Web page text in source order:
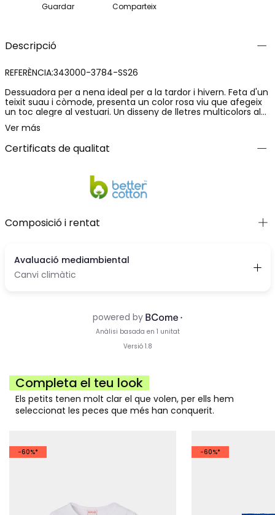
Guardar Comparteix
Descripció
REFERÈNCIA:343000-3784-SS26
Dessuadora per a nena ideal per a la tardor i hivern. Feta d'un
teixit suau i còmode, presenta un color rosa viu que afegeix
un toc alegre al vestuari. Un disseny de lletres multicolors al
davant diu "DOING MY BEST", aportant un missatge positiu.
Amb coll rodó i mànigues llargues, és perfecta per als dies
freds. Disponible en talles de 4 a 16 anys, combina estil i
comoditat, sent una opció versàtil per a diverses ocasions.
Ver más
Certificats de qualitat
Composició i rentat
Completa el teu look
Els petits tenen molt clar el que volen, per ells hem
seleccionat les peces que més han conquerit.
-60%* -60%*